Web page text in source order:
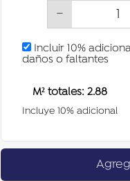
−
Incluir 10%
daños o faltantes
M² totales:2.88
Incluye 10% adicional